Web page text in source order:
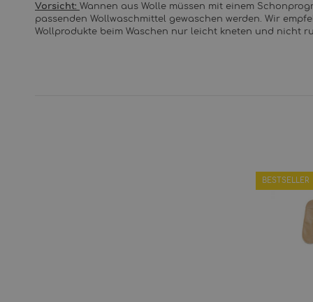
Vorsicht: Wannen aus Wolle müssen mit einem
passenden Wollwaschmittel gewaschen werden. Wir
Wollprodukte beim Waschen nur leicht kneten und nicht
BESTSELLER